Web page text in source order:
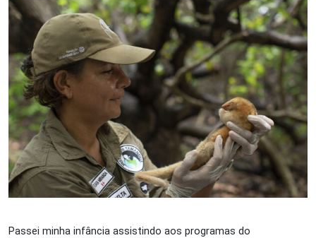
Passei minha infância assistindo aos programas do